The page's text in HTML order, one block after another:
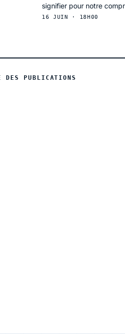
signifier pour notre
16 JUIN · 18H00
DES PUBLICATIONS